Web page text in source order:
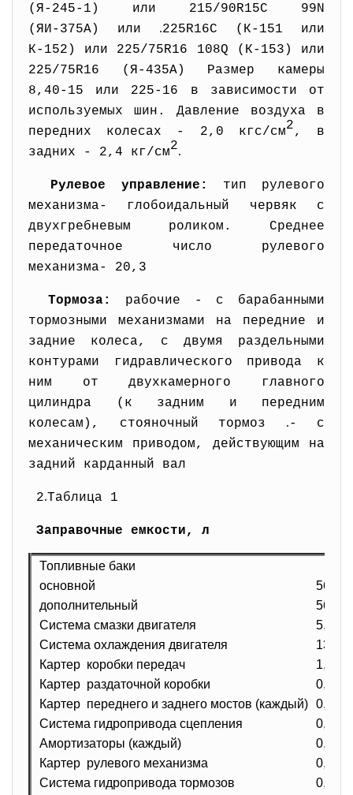
(Я-245-1) или 215/90R15C 99N
(ЯИ-375А) или .225R16C (К-151 или
К-152) или 225/75R16 108Q (К-153) или
225/75R16 (Я-435А) Размер камеры
8,40-15 или 225-16 в зависимости от
используемых шин. Давление воздуха в
передних колесах - 2,0 кгс/см2, в
задних - 2,4 кг/см2.
Рулевое управление: тип рулевого
механизма- глобоидальный червяк с
двухгребневым роликом. Среднее
передаточное число рулевого
механизма- 20,3
Тормоза: рабочие - с барабанными
тормозными механизмами на передние и
задние колеса, с двумя раздельными
контурами гидравлического привода к
ним от двухкамерного главного
цилиндра (к задним и передним
колесам), стояночный тормоз
.- с
механическим приводом, действующим на
задний карданный вал
2.Таблица 1
Заправочные емкости, л
Топливные баки
основной
56
дополнительный
56
Система смазки двигателя
5,8
Система охлаждения двигателя
13,2-
Картер коробки передач
1,0
Картер раздаточной коробки
0,7
Картер переднего и заднего мостов (каждый) 0,85
Система гидропривода сцепления
0,18
Амортизаторы (каждый)
0,32
Картер рулевого механизма
0,25
Система гидропривода тормозов
0,52